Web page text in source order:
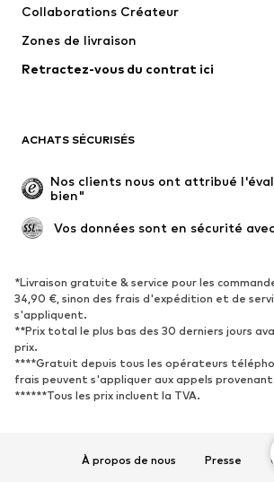
Lingerie
Manteaux
Jupes
Occasions spéciales
Exclusif
Remise à neuf
Nouveautés
Tendance
Baskets
Bottines
Escarpins et talons hauts
Bottes
Sandales
Chaussures
Chaussures de sport
Ballerines
Collaborations Créateur
Zones de livraison
Retractez-vous du contrat ici
ACHATS SÉCURISÉS
Nos clients nous ont attribué
bien"
Vos données sont en sécurité
*Livraison gratuite & service pour les
34,90 €, sinon des frais d'expédition et de
s'appliquent.
**Prix total le plus bas des 30 derniers jours
prix.
****Gratuit depuis tous les opérateurs
frais peuvent s'appliquer aux appels
******Tous les prix incluent la TVA.
À propos de nous Presse